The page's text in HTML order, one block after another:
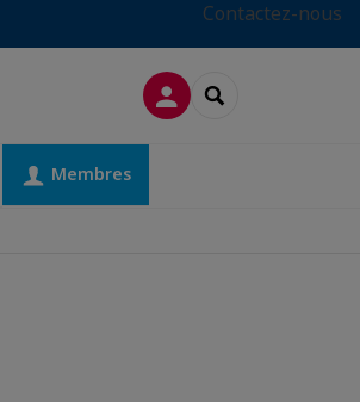
Contactez-nous
CONNEXIONRECHERCHER
Membres